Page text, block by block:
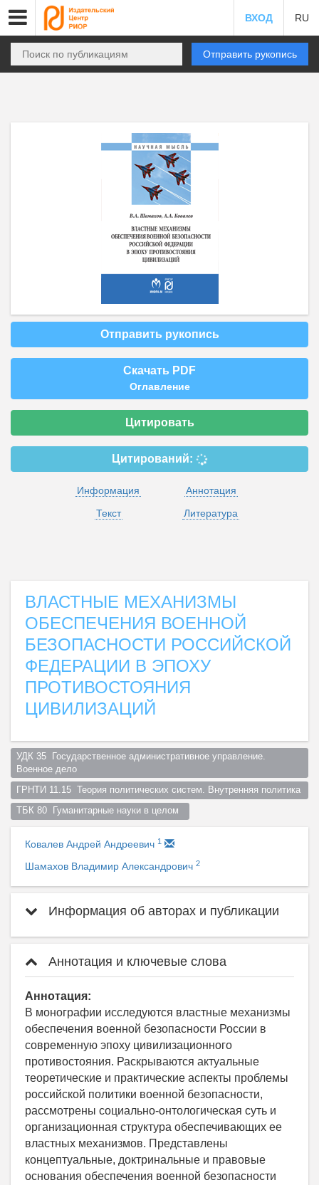
ВХОД RU
Отправить рукопись
Отправить рукопись
Скачать PDF
Оглавление
Цитировать
Цитирований:
Информация
Аннотация
Текст
Литература
ВЛАСТНЫЕ МЕХАНИЗМЫ
ОБЕСПЕЧЕНИЯ ВОЕННОЙ
БЕЗОПАСНОСТИ РОССИЙСКОЙ
ФЕДЕРАЦИИ В ЭПОХУ
ПРОТИВОСТОЯНИЯ
ЦИВИЛИЗАЦИЙ
УДК 35  Государственное административное управление.
Военное дело
ГРНТИ 11.15  Теория политических систем. Внутренняя политика
ТБК 80  Гуманитарные науки в целом
Ковалев Андрей Андреевич 1
Шамахов Владимир Александрович 2
Информация об авторах и публикации
Аннотация и ключевые слова
Аннотация:
В монографии исследуются властные механизмы
обеспечения военной безопасности России в
современную эпоху цивилизационного
противостояния. Раскрываются актуальные
теоретические и практические аспекты проблемы
российской политики военной безопасности,
рассмотрены социально-онтологическая суть и
организационная структура обеспечивающих ее
властных механизмов. Представлены
концептуальные, доктринальные и правовые
основания обеспечения военной безопасности